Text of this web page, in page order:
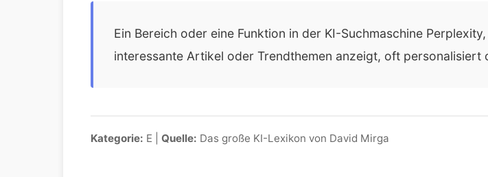
Ein Bereich oder eine Funktion in der KI-Suchmaschine
interessante Artikel oder Trendthemen anzeigt, oft
Kategorie: E | Quelle: Das große KI-Lexikon von David Mirga